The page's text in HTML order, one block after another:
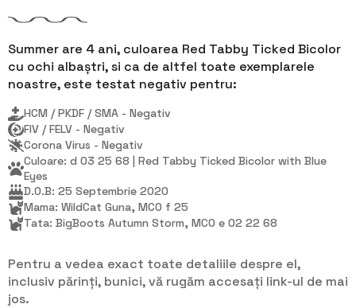
Summer are 4 ani, culoarea Red Tabby Ticked Bicolor
cu ochi albaștri, si ca de altfel toate exemplarele
noastre, este testat negativ pentru:
HCM / PKDF / SMA - Negativ
FIV / FELV - Negativ
Corona Virus - Negativ
Culoare: d 03 25 68 | Red Tabby Ticked Bicolor with Blue
Eyes
D.O.B: 25 Septembrie 2020
Mama: WildCat Guna, MCO f 25
Tata: BigBoots Autumn Storm, MCO e 02 22 68
Pentru a vedea exact toate detaliile despre el,
inclusiv părinți, bunici, vă rugăm accesați link-ul de mai
jos.